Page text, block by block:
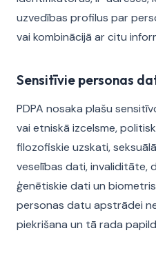
uzvedības profilus par
vai kombinācijā ar citu
Sensitīvie personas
PDPA nosaka plašu
vai etniskā izcelsme,
filozofiskie uzskati,
veselības dati, invaliditāte,
ģenētiskie dati un
personas datu apstrādei
piekrišana un tā rada